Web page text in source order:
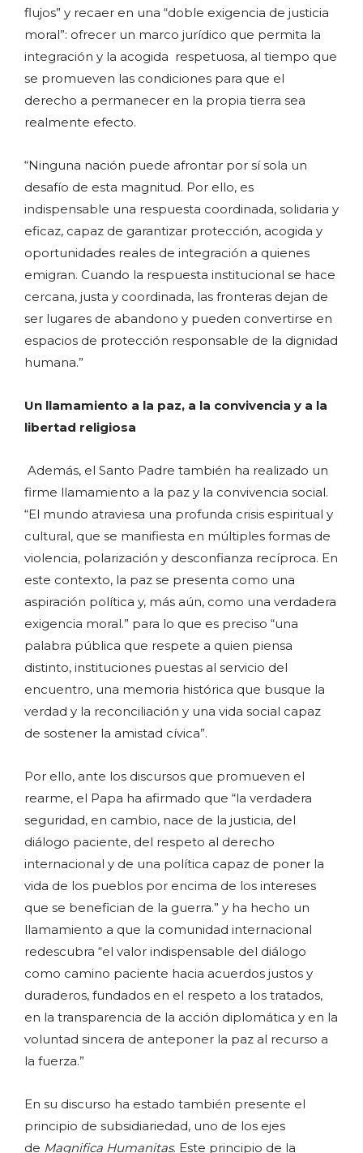
flujos” y recaer en una “doble exigencia de justicia
moral”: ofrecer un marco jurídico que permita la
integración y la acogida respetuosa, al tiempo que
se promueven las condiciones para que el
derecho a permanecer en la propia tierra sea
realmente efecto.
“Ninguna nación puede afrontar por sí sola un
desafío de esta magnitud. Por ello, es
indispensable una respuesta coordinada, solidaria y
eficaz, capaz de garantizar protección, acogida y
oportunidades reales de integración a quienes
emigran. Cuando la respuesta institucional se hace
cercana, justa y coordinada, las fronteras dejan de
ser lugares de abandono y pueden convertirse en
espacios de protección responsable de la dignidad
humana.”
Un llamamiento a la paz, a la convivencia y a la
libertad religiosa
Además, el Santo Padre también ha realizado un
firme llamamiento a la paz y la convivencia social.
“El mundo atraviesa una profunda crisis espiritual y
cultural, que se manifiesta en múltiples formas de
violencia, polarización y desconfianza recíproca. En
este contexto, la paz se presenta como una
aspiración política y, más aún, como una verdadera
exigencia moral.” para lo que es preciso “una
palabra pública que respete a quien piensa
distinto, instituciones puestas al servicio del
encuentro, una memoria histórica que busque la
verdad y la reconciliación y una vida social capaz
de sostener la amistad cívica”.
Por ello, ante los discursos que promueven el
rearme, el Papa ha afirmado que “la verdadera
seguridad, en cambio, nace de la justicia, del
diálogo paciente, del respeto al derecho
internacional y de una política capaz de poner la
vida de los pueblos por encima de los intereses
que se benefician de la guerra.” y ha hecho un
llamamiento a que la comunidad internacional
redescubra “el valor indispensable del diálogo
como camino paciente hacia acuerdos justos y
duraderos, fundados en el respeto a los tratados,
en la transparencia de la acción diplomática y en la
voluntad sincera de anteponer la paz al recurso a
la fuerza.”
En su discurso ha estado también presente el
principio de subsidiariedad, uno de los ejes
de Magnifica Humanitas. Este principio de la